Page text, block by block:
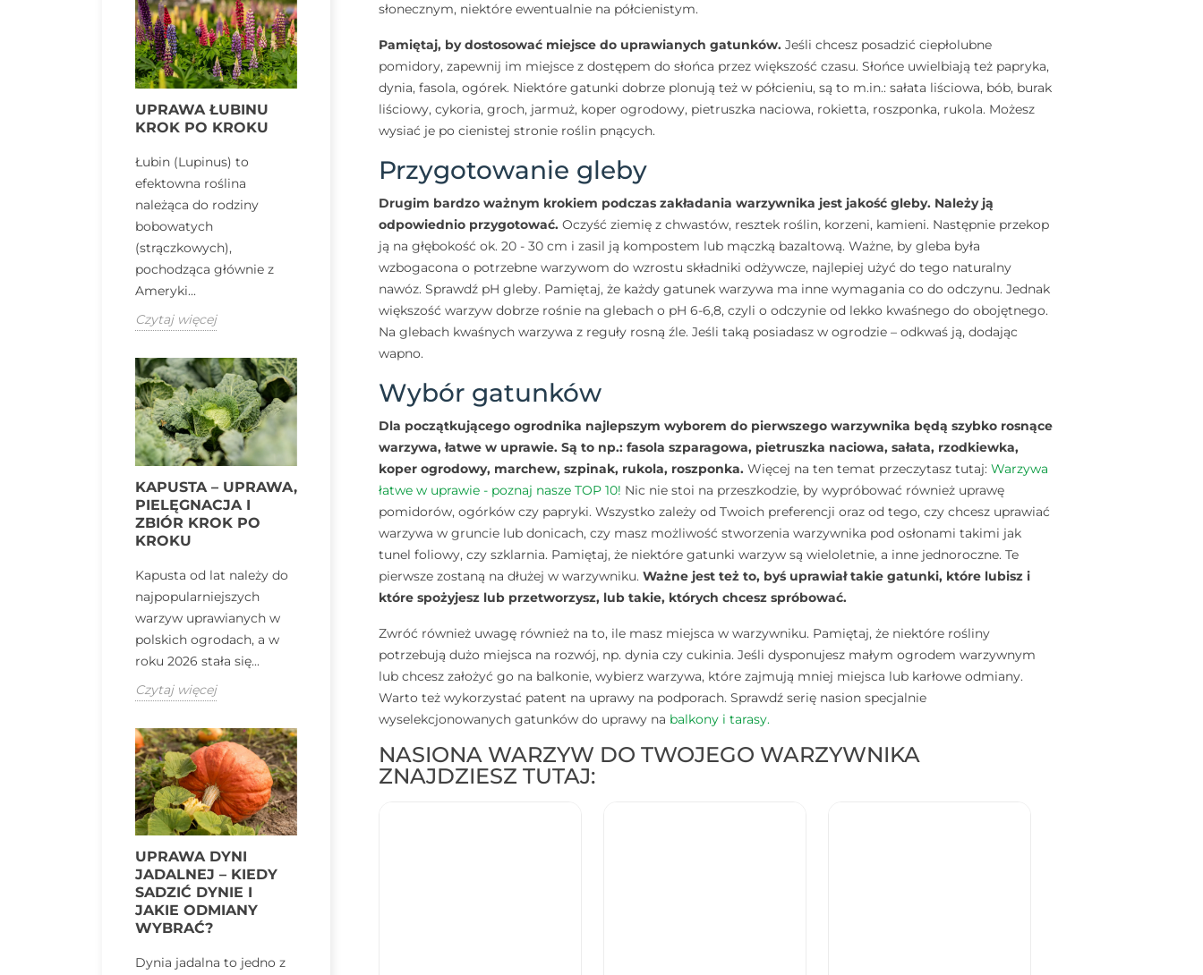
UPRAWA ŁUBINU
KROK PO KROKU
Łubin (Lupinus) to
efektowna roślina
należąca do rodziny
bobowatych
(strączkowych),
pochodząca głównie z
Ameryki...
Czytaj więcej
KAPUSTA – UPRAWA,
PIELĘGNACJA I
ZBIÓR KROK PO
KROKU
Kapusta od lat należy do
najpopularniejszych
warzyw uprawianych w
polskich ogrodach, a w
roku 2026 stała się...
Czytaj więcej
UPRAWA DYNI
JADALNEJ – KIEDY
SADZIĆ DYNIE I
JAKIE ODMIANY
WYBRAĆ?
Dynia jadalna to jedno z
słonecznym, niektóre ewentualnie na półcienistym.
Pamiętaj, by dostosować miejsce do uprawianych gatunków. Jeśli chcesz posadzić ciepłolubne
pomidory, zapewnij im miejsce z dostępem do słońca przez większość czasu. Słońce uwielbiają też papryka,
dynia, fasola, ogórek. Niektóre gatunki dobrze plonują też w półcieniu, są to m.in.: sałata liściowa, bób, burak
liściowy, cykoria, groch, jarmuż, koper ogrodowy, pietruszka naciowa, rokietta, roszponka, rukola. Możesz
wysiać je po cienistej stronie roślin pnących.
Przygotowanie gleby
Drugim bardzo ważnym krokiem podczas zakładania warzywnika jest jakość gleby. Należy ją
odpowiednio przygotować. Oczyść ziemię z chwastów, resztek roślin, korzeni, kamieni. Następnie przekop
ją na głębokość ok. 20 - 30 cm i zasil ją kompostem lub mączką bazaltową. Ważne, by gleba była
wzbogacona o potrzebne warzywom do wzrostu składniki odżywcze, najlepiej użyć do tego naturalny
nawóz. Sprawdź pH gleby. Pamiętaj, że każdy gatunek warzywa ma inne wymagania co do odczynu. Jednak
większość warzyw dobrze rośnie na glebach o pH 6-6,8, czyli o odczynie od lekko kwaśnego do obojętnego.
Na glebach kwaśnych warzywa z reguły rosną źle. Jeśli taką posiadasz w ogrodzie – odkwaś ją, dodając
wapno.
Wybór gatunków
Dla początkującego ogrodnika najlepszym wyborem do pierwszego warzywnika będą szybko rosnące
warzywa, łatwe w uprawie. Są to np.: fasola szparagowa, pietruszka naciowa, sałata, rzodkiewka,
koper ogrodowy, marchew, szpinak, rukola, roszponka. Więcej na ten temat przeczytasz tutaj: Warzywa
łatwe w uprawie - poznaj nasze TOP 10! Nic nie stoi na przeszkodzie, by wypróbować również uprawę
pomidorów, ogórków czy papryki. Wszystko zależy od Twoich preferencji oraz od tego, czy chcesz uprawiać
warzywa w gruncie lub donicach, czy masz możliwość stworzenia warzywnika pod osłonami takimi jak
tunel foliowy, czy szklarnia. Pamiętaj, że niektóre gatunki warzyw są wieloletnie, a inne jednoroczne. Te
pierwsze zostaną na dłużej w warzywniku. Ważne jest też to, byś uprawiał takie gatunki, które lubisz i
które spożyjesz lub przetworzysz, lub takie, których chcesz spróbować.
Zwróć również uwagę również na to, ile masz miejsca w warzywniku. Pamiętaj, że niektóre rośliny
potrzebują dużo miejsca na rozwój, np. dynia czy cukinia. Jeśli dysponujesz małym ogrodem warzywnym
lub chcesz założyć go na balkonie, wybierz warzywa, które zajmują mniej miejsca lub karłowe odmiany.
Warto też wykorzystać patent na uprawy na podporach. Sprawdź serię nasion specjalnie
wyselekcjonowanych gatunków do uprawy na balkony i tarasy.
NASIONA WARZYW DO TWOJEGO WARZYWNIKA
ZNAJDZIESZ TUTAJ: